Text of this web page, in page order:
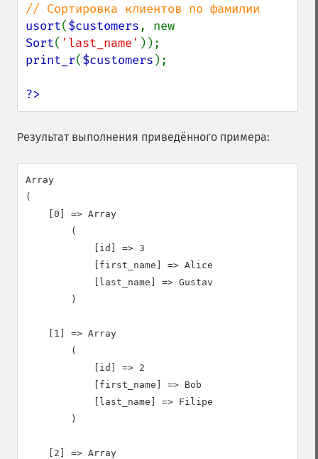
usort($customers
Sort( 'last_name'
print_r($customers );
?>
Результат выполнения приведённого примера:
Array
(
    [0] => Array
        (
            [id] => 3
            [first_name] => Alice
            [last_name] => Gustav
        )
    [1] => Array
        (
            [id] => 2
            [first_name] => Bob
            [last_name] => Filipe
        )
    [2] => Array